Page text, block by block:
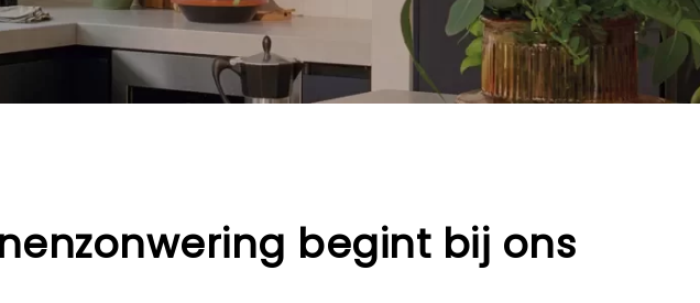
begint bij ons